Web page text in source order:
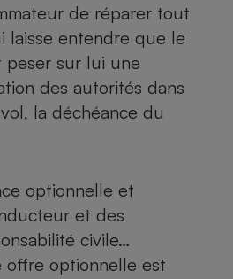
de réparer tout
laisse entendre que le
peser sur lui une
des autorités dans
la déchéance du
optionnelle et
et des
civile…
offre optionnelle est